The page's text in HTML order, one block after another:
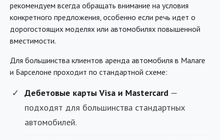
рекомендуем всегда обращать внимание на условия
конкретного предложения, особенно если речь идет о
дорогостоящих моделях или автомобилях повышенной
вместимости.
Для большинства клиентов аренда автомобиля в Малаге
и Барселоне проходит по стандартной схеме:
Дебетовые карты Visa и Mastercard —
подходят для большинства стандартных
автомобилей.